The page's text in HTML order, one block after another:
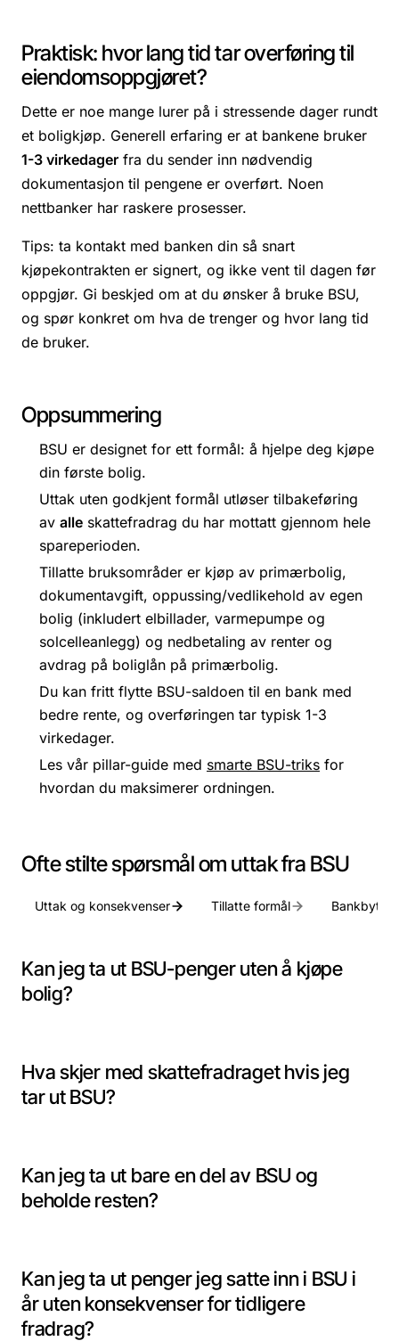
Praktisk: hvor lang tid tar overføring til
eiendomsoppgjøret?
Dette er noe mange lurer på i stressende dager rundt
et boligkjøp. Generell erfaring er at bankene bruker
1-3 virkedager fra du sender inn nødvendig
dokumentasjon til pengene er overført. Noen
nettbanker har raskere prosesser.
Tips: ta kontakt med banken din så snart
kjøpekontrakten er signert, og ikke vent til dagen før
oppgjør. Gi beskjed om at du ønsker å bruke BSU,
og spør konkret om hva de trenger og hvor lang tid
de bruker.
Oppsummering
BSU er designet for ett formål: å hjelpe deg kjøpe
din første bolig.
Uttak uten godkjent formål utløser tilbakeføring
av alle skattefradrag du har mottatt gjennom hele
spareperioden.
Tillatte bruksområder er kjøp av primærbolig,
dokumentavgift, oppussing/vedlikehold av egen
bolig (inkludert elbillader, varmepumpe og
solcelleanlegg) og nedbetaling av renter og
avdrag på boliglån på primærbolig.
Du kan fritt flytte BSU-saldoen til en bank med
bedre rente, og overføringen tar typisk 1-3
virkedager.
Les vår pillar-guide med smarte BSU-triks for
hvordan du maksimerer ordningen.
Ofte stilte spørsmål om uttak fra BSU
Uttak og konsekvenser Tillatte formål Bankbytte
Kan jeg ta ut BSU-penger uten å kjøpe
bolig?
Hva skjer med skattefradraget hvis jeg
tar ut BSU?
Kan jeg ta ut bare en del av BSU og
beholde resten?
Kan jeg ta ut penger jeg satte inn i BSU i
år uten konsekvenser for tidligere
fradrag?